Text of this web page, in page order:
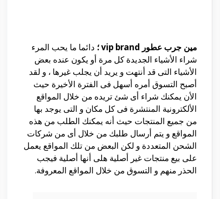
مين جرب عطور vip brand ؛
دائما ما يحب المرء
شراء الأشياء الجديدة كل مرة أو يكون عنده بعض
الأشياء التى قد أنتهت و يريد أن يجلب غيرها ، و لقد
أصبح التسوق أمره أسهل فى الفترة الأخيرة حيث
الأن يمكنك شراء أى شئ تريده من خلال المواقع
الألكترونية المنتشرة فى كل مكان و التى يوجد بها
من جميع المنتجات حيث أنه يمكنك الطلب من هذه
المواقع و يتم أرسال طلبك من خلال أى من شركات
الشحن المتعددة و لكن البعض من تلك المواقع يعمل
على بيع منتجات غير أصلية هلى أنها أصلية فيجب
الحذر منهم و التسوق من خلال المواقع المعروفة.